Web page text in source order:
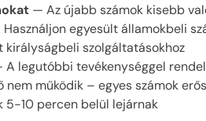
— Az újabb számok kisebb
egyesült államokbeli
szolgáltatásokhoz
A legutóbbi tevékenységgel
nem működik – egyes számok
5-10 percen belül lejárnak